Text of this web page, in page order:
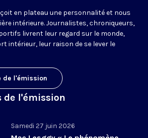
en plateau une personnalité et nous
intérieure. Journalistes, chroniqueurs,
livrent leur regard sur le monde,
intérieur, leur raison de se lever le
de l'émission
de l'émission
Samedi 27 juin 2026